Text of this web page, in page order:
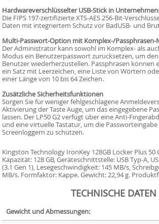
Hardwareverschlüsselter USB-Stick in
Die FIPS 197-zertifizierte XTS-AES 256-Bit-
Daten mit integriertem Schutz vor BadUSB- und
Multi-Passwort-Option mit Komplex-/Passphrasen-
Der Administrator kann sowohl im Komplex- als
Modus ein Benutzerpasswort zurücksetzen, um
Benutzer wiederherzustellen. Passphrasen können
ein Satz mit Leerzeichen, eine Liste von Wörtern
einer Länge von 10 bis 64 Zeichen.
Zusätzliche Sicherheitsfunktionen
Sorgen Sie für weniger fehlgeschlagene
Aktivierung der Taste Auge, um das eingegebene
lassen. Der LP50 G2 verfügt über eine Anti-
und eine virtuelle Tastatur, um die
Screenloggern zu schützen.
Kingston Technology IronKey 128GB Locker Plus 50
Kapazität: 128 GB, Geräteschnittstelle: USB Typ-A,
(3.1 Gen 1), Lesegeschwindigkeit: 145 MB/s,
MB/s. Formfaktor: Kappe. Gewicht: 22,94 g.
TECHNISCHE DATEN
Gewicht und Abmessungen: